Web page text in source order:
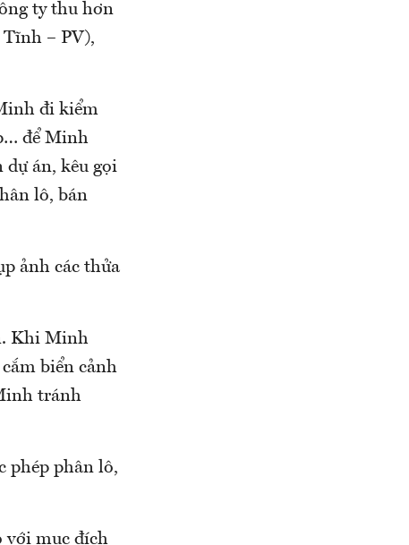
ty thu hơn
Tĩnh – PV),
đi kiểm
để Minh
dự án, kêu gọi
lô, bán
ảnh các thửa
Khi Minh
biển cảnh
tránh
phép phân lô,
với mục đích